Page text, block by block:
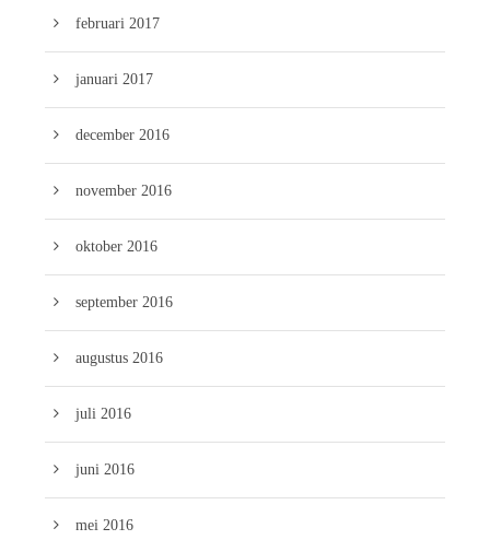
februari 2017
januari 2017
december 2016
november 2016
oktober 2016
september 2016
augustus 2016
juli 2016
juni 2016
mei 2016